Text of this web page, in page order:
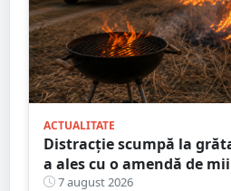
ACTUALITATE
Distracție scumpă la
a ales cu o amendă de
7 august 2026